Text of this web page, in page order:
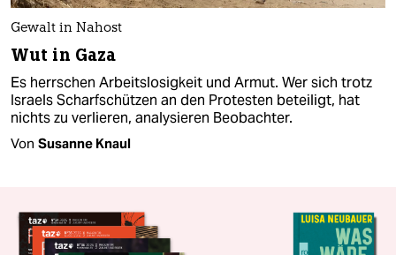
Gewalt in Nahost
Wut in Gaza
Es herrschen Arbeitslosigkeit und Armut. Wer sich trotz
Israels Scharfschützen an den Protesten beteiligt, hat
nichts zu verlieren, analysieren Beobachter.
Von Susanne Knaul